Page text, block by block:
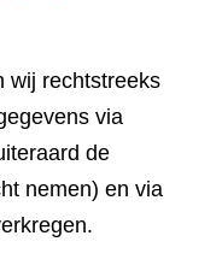
wij rechtstreeks
via
de
nemen) en via